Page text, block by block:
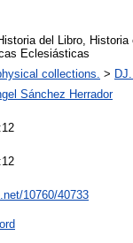
del Libro,
Eclesiásticas
collections. >
Sánchez Herrador
10760/40733